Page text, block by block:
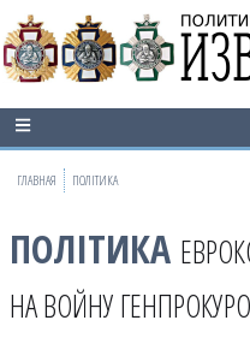
ГЛАВНАЯ ПОЛІТИКА
ПОЛІТИКА
НА ВОЙНУ